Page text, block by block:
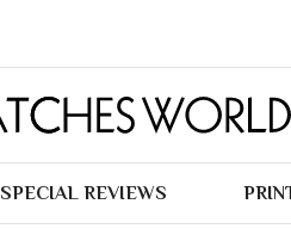
SPECIAL REVIEWS